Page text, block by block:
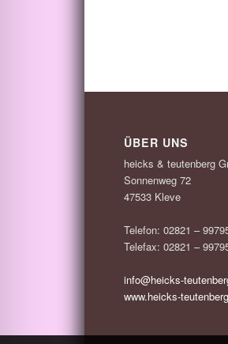
ÜBER UNS
heicks & teutenberg
Sonnenweg 72
47533 Kleve
Telefon: 02821 –
Telefax: 02821 –
info@heicks-
www.heicks-